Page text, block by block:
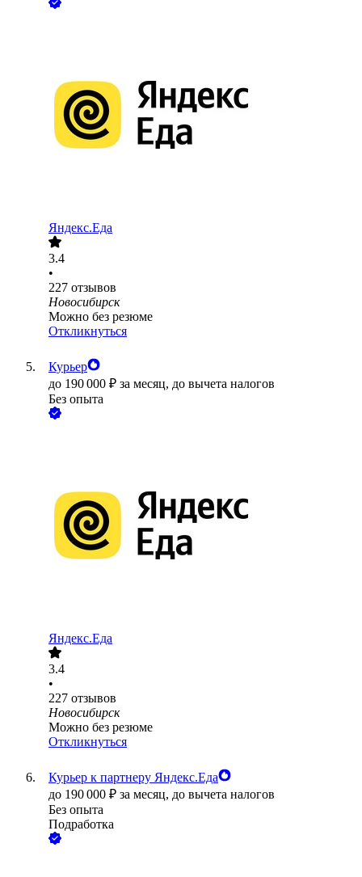
Яндекс.Еда
3.4
•
227 отзывов
Новосибирск
Можно без резюме
Откликнуться
Курьер
до 190 000 ₽ за месяц, до вычета налогов
Без опыта
Яндекс.Еда
3.4
•
227 отзывов
Новосибирск
Можно без резюме
Откликнуться
Курьер к партнеру Яндекс.Еда
до 190 000 ₽ за месяц, до вычета налогов
Без опыта
Подработка